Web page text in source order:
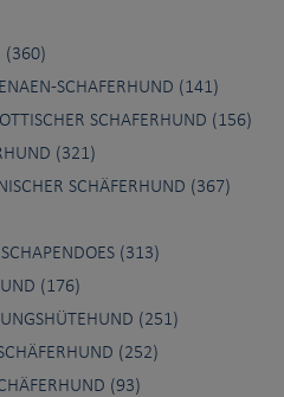
(360)
SCHAFERHUND (141)
SCHAFERHUND (156)
(321)
SCHÄFERHUND (367)
(313)
(176)
(251)
(252)
(93)